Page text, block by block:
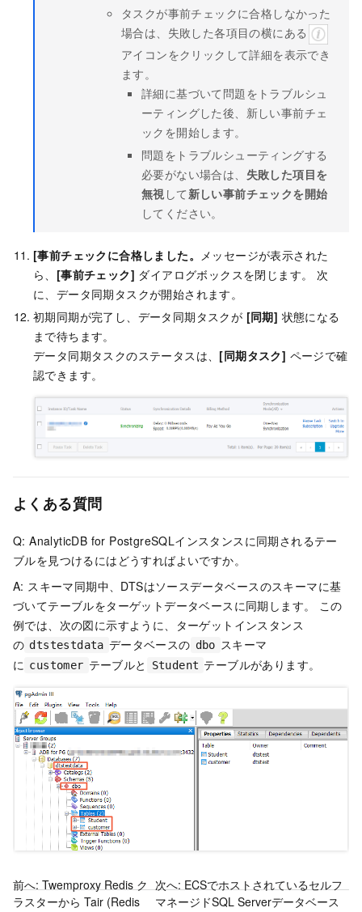
タスクが事前チェックに合格しなかった
場合は、失敗した各項目の横にある
アイコンをクリックして詳細を表示でき
ます。
詳細に基づいて問題をトラブルシュ
ーティングした後、新しい事前チェ
ックを開始します。
問題をトラブルシューティングする
必要がない場合は、 失敗した項目を
無視 して新しい事前チェックを開始
してください。
[事前チェックに合格しました。 メッセージが表示された
ら、 [事前チェック] ダイアログボックスを閉じます。 次
に、データ同期タスクが開始されます。
初期同期が完了し、データ同期タスクが [同期] 状態になる
まで待ちます。
データ同期タスクのステータスは、 [同期タスク] ページで確
認できます。
よくある質問
Q: AnalyticDB for PostgreSQLインスタンスに同期されるテー
ブルを見つけるにはどうすればよいですか。
A: スキーマ同期中、DTSはソースデータベースのスキーマに基
づいてテーブルをターゲットデータベースに同期します。 この
例では、次の図に示すように、ターゲットインスタンス
の dtstestdata データベースの dbo スキーマ
に customer テーブルと Student テーブルがあります。
前へ: Twemproxy Redis ク
ラスターから Tair (Redis
次へ: ECSでホストされているセルフ
マネージドSQL Serverデータベース